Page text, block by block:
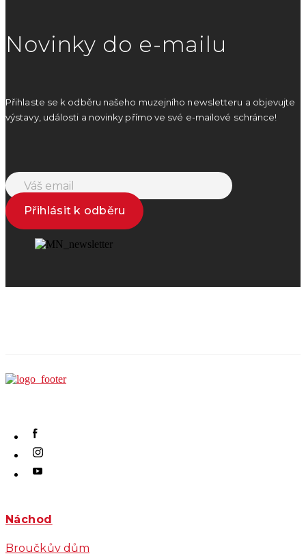
Novinky do e-mailu
Přihlaste se k odběru našeho muzejního newsletteru a objevujte
výstavy, události a novinky přímo ve své e-mailové schránce!
Přihlásit k odběru
Náchod
Broučkův dům